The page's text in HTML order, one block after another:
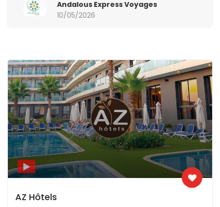
Andalous Express Voyages
10/05/2026
AZ Hôtels